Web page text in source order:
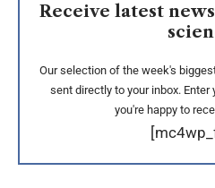
Receive latest
Our selection of the week's
sent directly to your inbox.
you're happy to